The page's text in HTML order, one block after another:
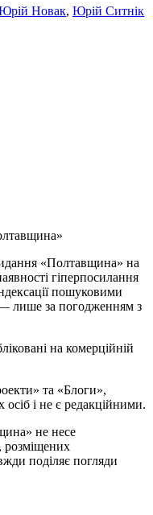
Новак, Юрій Ситнік
«Полтавщина» на
гіперпосилання
пошуковими
лише за погодженням з
на комерційній
та «Блоги»,
осіб і не є редакційними.
не несе
розміщених
поділяє погляди